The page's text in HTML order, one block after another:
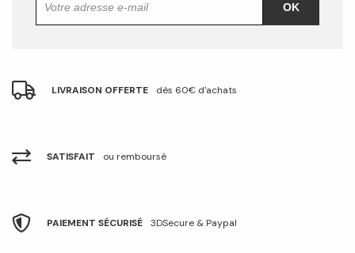
OK
LIVRAISON OFFERTE dès 60€ d'achats
SATISFAIT ou remboursé
PAIEMENT SÉCURISÉ 3DSecure & Paypal